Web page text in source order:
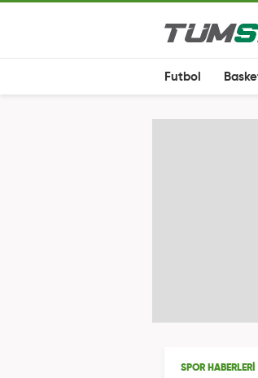
Futbol
SPOR HABERLERİ